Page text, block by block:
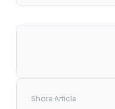
Share Article